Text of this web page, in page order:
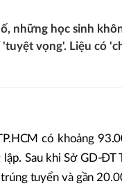
những học sinh
vọng'. Liệu có
có khoảng
Sau khi Sở GD-ĐT
tuyển và gần